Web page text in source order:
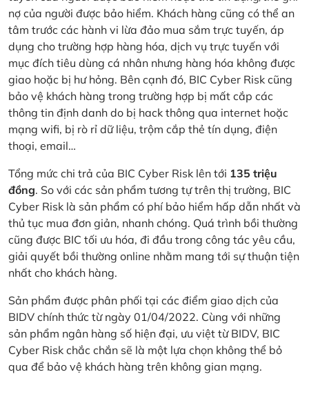
nợ của người được bảo hiểm. Khách hàng cũng có thể an
tâm trước các hành vi lừa đảo mua sắm trực tuyến, áp
dụng cho trường hợp hàng hóa, dịch vụ trực tuyến với
mục đích tiêu dùng cá nhân nhưng hàng hóa không được
giao hoặc bị hư hỏng. Bên cạnh đó, BIC Cyber Risk cũng
bảo vệ khách hàng trong trường hợp bị mất cắp các
thông tin định danh do bị hack thông qua internet hoặc
mạng wifi, bị rò rỉ dữ liệu, trộm cắp thẻ tín dụng, điện
thoại, email…
Tổng mức chi trả của BIC Cyber Risk lên tới 135 triệu
đồng. So với các sản phẩm tương tự trên thị trường, BIC
Cyber Risk là sản phẩm có phí bảo hiểm hấp dẫn nhất và
thủ tục mua đơn giản, nhanh chóng. Quá trình bồi thường
cũng được BIC tối ưu hóa, đi đầu trong công tác yêu cầu,
giải quyết bồi thường online nhằm mang tới sự thuận tiện
nhất cho khách hàng.
Sản phẩm được phân phối tại các điểm giao dịch của
BIDV chính thức từ ngày 01/04/2022. Cùng với những
sản phẩm ngân hàng số hiện đại, ưu việt từ BIDV, BIC
Cyber Risk chắc chắn sẽ là một lựa chọn không thể bỏ
qua để bảo vệ khách hàng trên không gian mạng.